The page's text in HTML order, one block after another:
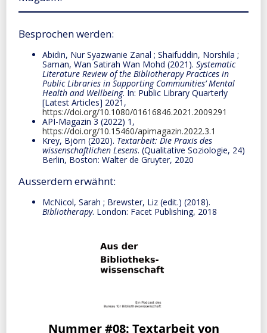
Besprochen werden:
Abidin, Nur Syazwanie Zanal ; Shaifuddin, Norshila ;
Saman, Wan Satirah Wan Mohd (2021). Systematic
Literature Review of the Bibliotherapy Practices in
Public Libraries in Supporting Communities’ Mental
Health and Wellbeing. In: Public Library Quarterly
[Latest Articles] 2021,
https://doi.org/10.1080/01616846.2021.2009291
API-Magazin 3 (2022) 1,
https://doi.org/10.15460/apimagazin.2022.3.1
Krey, Björn (2020). Textarbeit: Die Praxis des
wissenschaftlichen Lesens. (Qualitative Soziologie, 24)
Berlin, Boston: Walter de Gruyter, 2020
Ausserdem erwähnt:
McNicol, Sarah ; Brewster, Liz (edit.) (2018).
Bibliotherapy. London: Facet Publishing, 2018